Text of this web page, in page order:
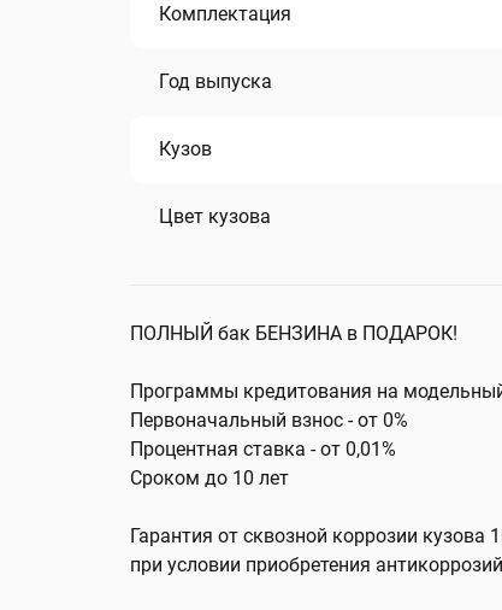
Комплектация
Год выпуска
Кузов
Цвет кузова
ПОЛНЫЙ бак БЕНЗИНА в ПОДАРОК!
Программы кредитования на
Первоначальный взнос - от 0%
Процентная ставка - от 0,01%
Сроком до 10 лет
Гарантия от сквозной коррозии кузова
при условии приобретения